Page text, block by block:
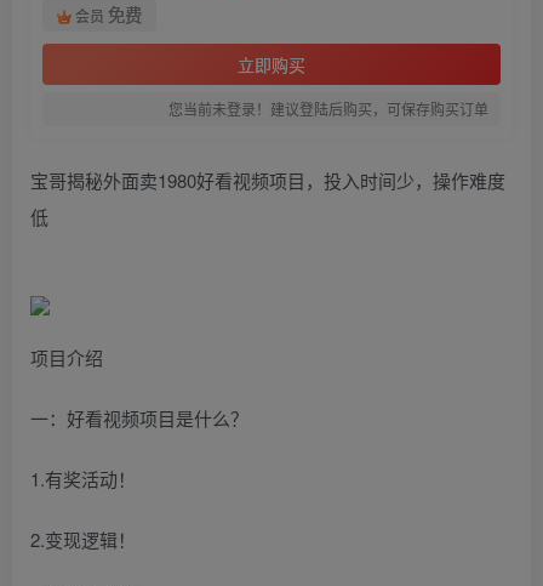
会员 免费
立即购买
您当前未登录！建议登陆后购买，可保存购买订单
宝哥揭秘外面卖1980好看视频项目，投入时间少，操作难度
低
项目介绍
一：好看视频项目是什么？
1.有奖活动！
2.变现逻辑！